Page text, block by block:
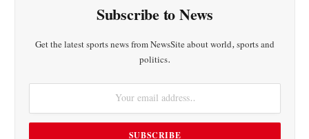
Subscribe to News
Get the latest sports news from NewsSite about world, sports and
politics.